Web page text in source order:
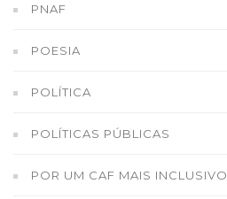
PNAF
POESIA
POLÍTICA
POLÍTICAS PÚBLICAS
POR UM CAF MAIS INCLUSIVO